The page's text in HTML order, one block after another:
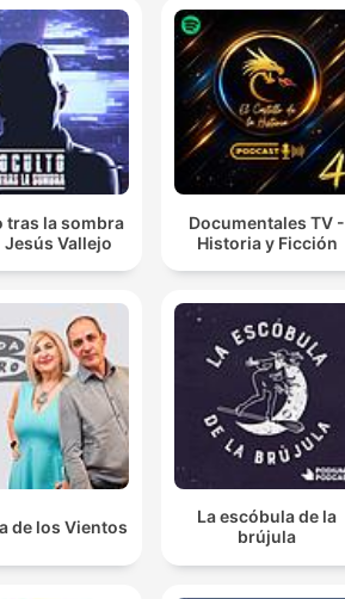
tras la sombra
Jesús Vallejo
Documentales TV -
Historia y Ficción
de los Vientos
La escóbula de la
brújula